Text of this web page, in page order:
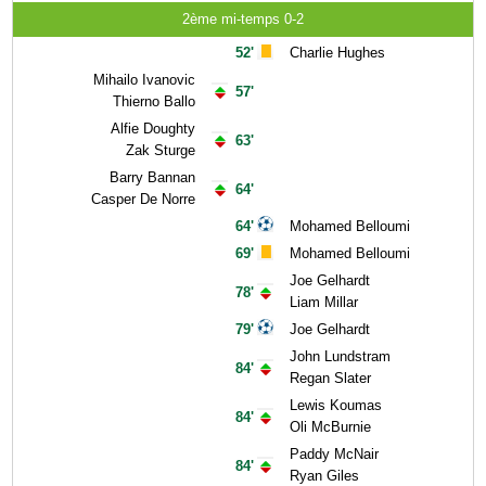
2ème mi-temps 0-2
Mihailo Ivanovic
Thierno Ballo
Alfie Doughty
Zak Sturge
Barry Bannan
Casper De Norre
52'
57'
63'
64'
64'
69'
78'
79'
84'
84'
84'
Charlie Hughes
Mohamed Belloumi
Mohamed Belloumi
Joe Gelhardt
Liam Millar
Joe Gelhardt
John Lundstram
Regan Slater
Lewis Koumas
Oli McBurnie
Paddy McNair
Ryan Giles